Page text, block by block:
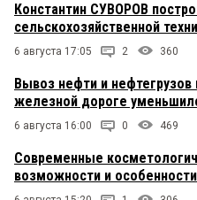
Константин СУВОРОВ
сельскохозяйственной
6 августа 17:05 2 360
Вывоз нефти и
железной дороге
6 августа 16:00 0 469
Современные
возможности и особенности